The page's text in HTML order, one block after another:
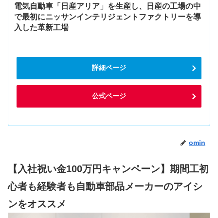
電気自動車「日産アリア」を生産し、日産の工場の中
で最初にニッサンインテリジェントファクトリーを導
入した革新工場
詳細ページ
公式ページ
omin
【入社祝い金100万円キャンペーン】期間工初
心者も経験者も自動車部品メーカーのアイシ
ンをオススメ